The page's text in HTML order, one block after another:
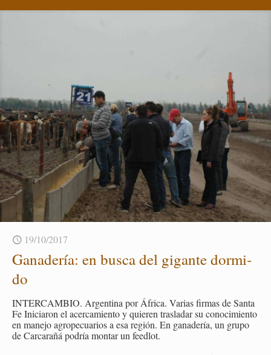
19/10/2017
Ga­na­de­ría: en busca del gi­gan­te dor­mi­
do
IN­TER­CAM­BIO. Ar­gen­ti­na por Áfri­ca. Va­rias fir­mas de Santa
Fe Ini­cia­ron el acer­ca­mien­to y quie­ren tras­la­dar su co­no­ci­mien­to
en ma­ne­jo agro­pe­cua­rios a esa re­gión. En ga­na­de­ría, un grupo
de Car­ca­ra­ñá po­dría mon­tar un feed­lot.